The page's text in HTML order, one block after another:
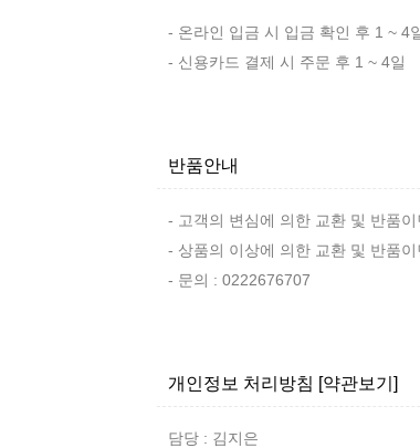
- 온라인 입금 시 입금 확인 후 1 ~ 4
- 신용카드 결제 시 주문 후 1 ~ 4일
반품안내
- 고객의 변심에 의한 교환 및 반품
- 상품의 이상에 의한 교환 및 반품
- 문의 : 0222676707
개인정보 처리방침 [약관보기]
담당 : 김지은